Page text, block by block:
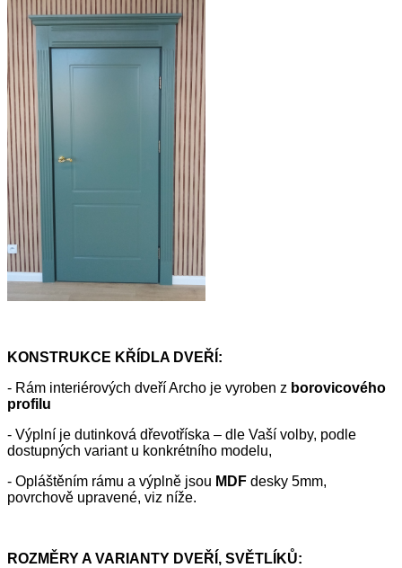
KONSTRUKCE KŘÍDLA DVEŘÍ:
- Rám interiérových dveří Archo je vyroben z borovicového
profilu
- Výplní je dutinková dřevotříska – dle Vaší volby, podle
dostupných variant u konkrétního modelu,
- Opláštěním rámu a výplně jsou MDF desky 5mm,
povrchově upravené, viz níže.
ROZMĚRY A VARIANTY DVEŘÍ, SVĚTLÍKŮ: